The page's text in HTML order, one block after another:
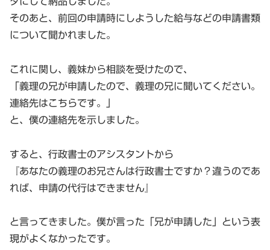
そのあと、前回の申請時にしようした給与などの申請書類
について聞かれました。
これに関し、義妹から相談を受けたので、
「義理の兄が申請したので、義理の兄に聞いてください。
連絡先はこちらです。」
と、僕の連絡先を示しました。
すると、行政書士のアシスタントから
『あなたの義理のお兄さんは行政書士ですか？違うのであ
れば、申請の代行はできません』
と言ってきました。僕が言った「兄が申請した」という表
現がよくなかったです。